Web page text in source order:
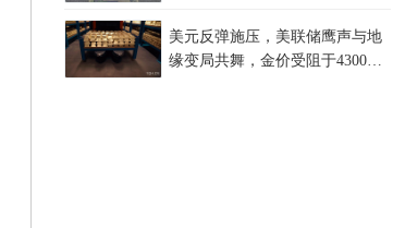
美元反弹施压，美联储鹰声与地
缘变局共舞，金价受阻于4300关